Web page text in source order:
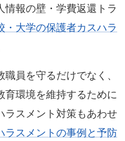
情報の壁・学費返還トラ
・大学の保護者カスハラ
員を守るだけでなく、
育環境を維持するために
ラスメント対策もあわせ
ラスメントの事例と予防